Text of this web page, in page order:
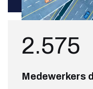
2.575
Medewerkers